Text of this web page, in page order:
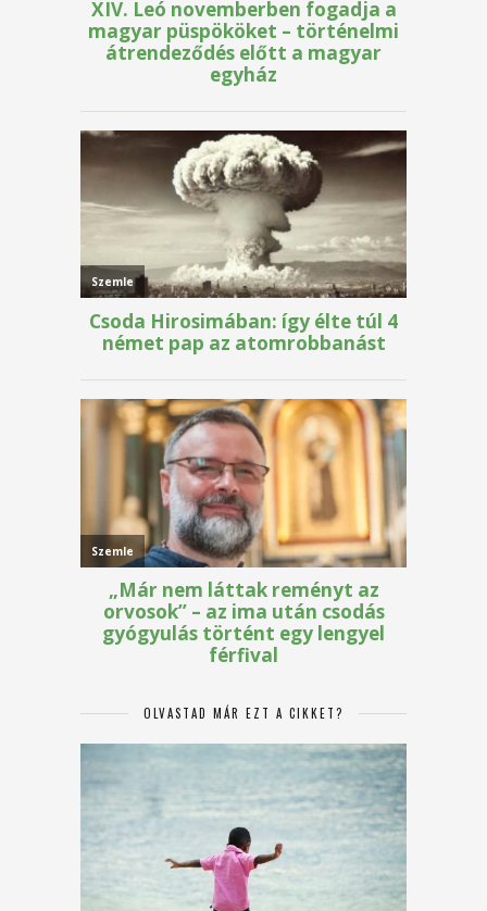
OLVASTAD MÁR EZT A CIKKET?